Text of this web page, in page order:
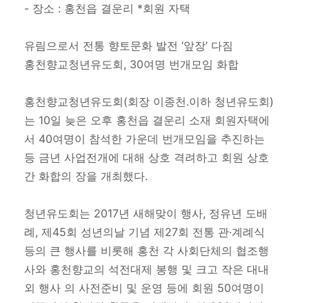
- 장소 : 홍천읍 결운리 *회원 자택
유림으로서 전통 향토문화 발전 ‘앞장’ 다짐
홍천향교청년유도회, 30여명 번개모임 화합
홍천향교청년유도회(회장 이종천.이하 청년유도회)
는 10일 늦은 오후 홍천읍 결운리 소재 회원자택에
서 40여명이 참석한 가운데 번개모임을 추진하는
등 금년 사업전개에 대해 상호 격려하고 회원 상호
간 화합의 장을 개최했다.
청년유도회는 2017년 새해맞이 행사, 정유년 도배
례, 제45회 성년의날 기념 제27회 전통 관·계례식
등의 큰 행사를 비롯해 홍천 각 사회단체의 협조행
사와 홍천향교의 석전대제 봉행 및 크고 작은 대내
외 행사 의 사전준비 및 운영 등에 회원 50여명이